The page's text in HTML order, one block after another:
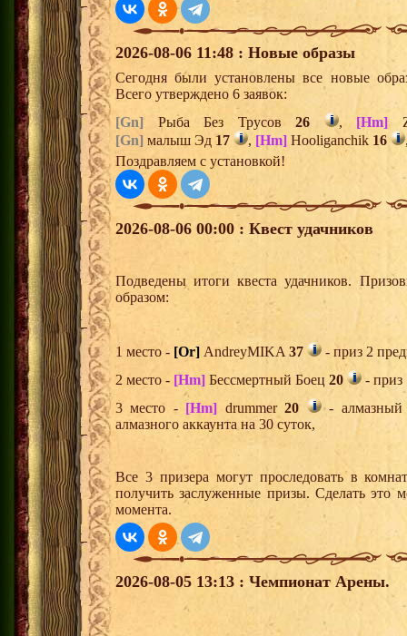
2026-08-06 11:48 : Новые образы
Сегодня были установлены все новые
Всего утверждено 6 заявок:
[Gn] Рыба Без Трусов26 , [Hm]
[Gn] малыш Эд 17 , [Hm] Hooliganchik 16
Поздравляем с установкой!
2026-08-06 00:00 : Квест удачников
Подведены итоги квеста удачников.
образом:
1 место - [Or] AndreyMIKA 37
- приз 2
2 место - [Hm] Бессмертный Боец 20
- приз
3 место - [Hm] drummer20
- алмазный
алмазного аккаунта на 30 суток,
Все 3 призера могут проследовать в
получить заслуженные призы. Сделать это
момента.
2026-08-05 13:13 : Чемпионат Арены.